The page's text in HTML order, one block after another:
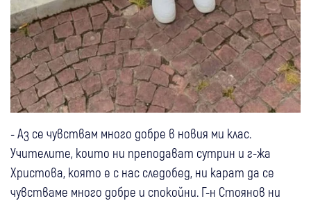
- Аз се чувствам много добре в новия ми клас.
Учителите, които ни преподават сутрин и г-жа
Христова, която е с нас следобед, ни карат да се
чувстваме много добре и спокойни. Г-н Стоянов ни